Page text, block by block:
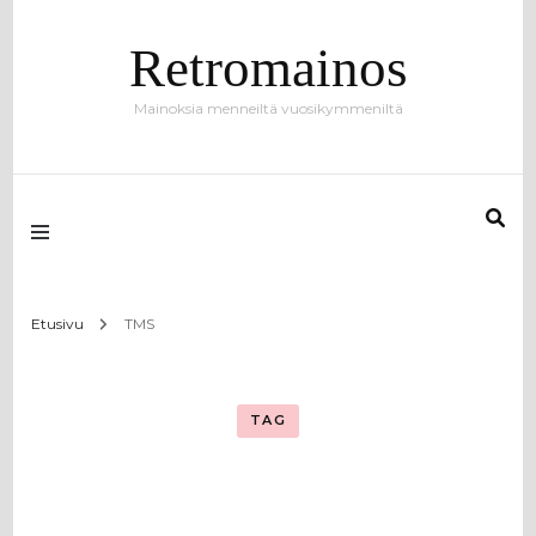
Retromainos
Mainoksia menneiltä vuosikymmeniltä
Etusivu TMS
TAG